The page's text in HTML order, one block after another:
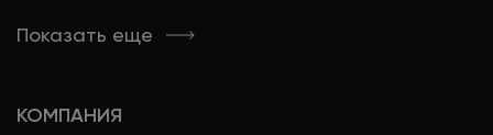
Показать еще
КОМПАНИЯ